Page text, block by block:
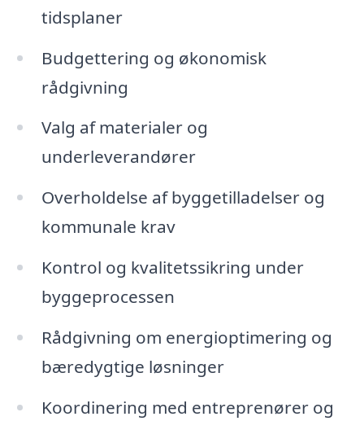
tidsplaner
Budgettering og økonomisk
rådgivning
Valg af materialer og
underleverandører
Overholdelse af byggetilladelser og
kommunale krav
Kontrol og kvalitetssikring under
byggeprocessen
Rådgivning om energioptimering og
bæredygtige løsninger
Koordinering med entreprenører og